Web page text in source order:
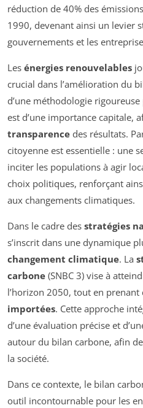
réduction de 40% des
1990, devenant ainsi un levier
gouvernements et les
Les énergies renouvelables
crucial dans l’amélioration du
d’une méthodologie
est d’une importance capitale,
transparence des résultats.
citoyenne est essentielle : une
inciter les populations à agir
choix politiques, renforçant
aux changements climatiques.
Dans le cadre des stratégies
s’inscrit dans une dynamique
changement climatique. La
carbone (SNBC 3) vise à
l’horizon 2050, tout en prenant
importées. Cette approche
d’une évaluation précise et
autour du bilan carbone, afin
la société.
Dans ce contexte, le bilan
outil incontournable pour les